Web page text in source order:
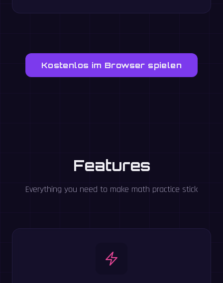
Kostenlos im Browser spielen
Features
Everything you need to make math practice stick